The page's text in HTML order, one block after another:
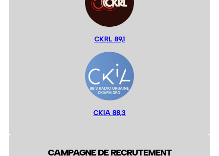
CKRL 89,1
CKIA 88,3
CAMPAGNE DE RECRUTEMENT